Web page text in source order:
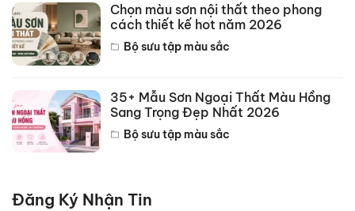
Chọn màu sơn nội thất theo phong
cách thiết kế hot năm 2026
Bộ sưu tập màu sắc
35+ Mẫu Sơn Ngoại Thất Màu Hồng
Sang Trọng Đẹp Nhất 2026
Bộ sưu tập màu sắc
Đăng Ký Nhận Tin